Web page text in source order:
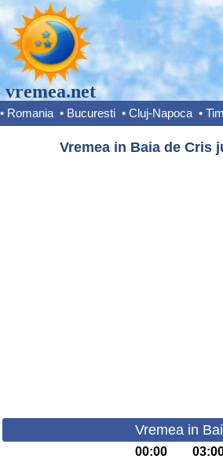
vremea.net
• Romania • Bucuresti • Cluj-Napoca •
Vremea in Baia de Cris
Vremea in
00:00